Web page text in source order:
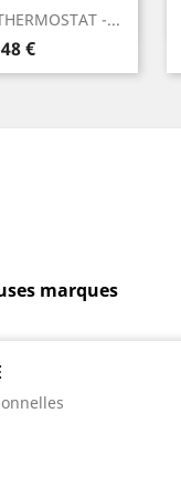
-...
€
rapide
marques